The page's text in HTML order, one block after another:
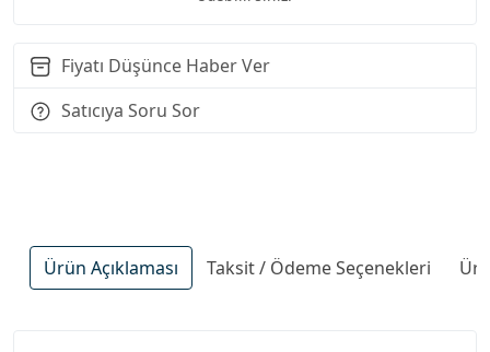
Fiyatı Düşünce Haber Ver
Satıcıya Soru Sor
Ürün Açıklaması Taksit / Ödeme Seçenekleri